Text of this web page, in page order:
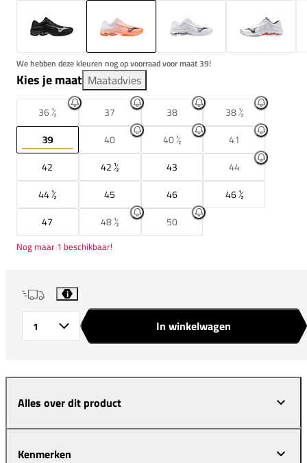
We hebben deze kleuren nog op voorraad voor maat 39!
Kies je maat Maatadvies
36 ½ 37 38
38 ½
39
40 40 ½
41
42
42 ½ 43
44
44 ½
45 46
46 ½
47
48 ½ 50
Nog maar 1 beschikbaar!
i
In winkelwagen
Alles over dit product
Kenmerken